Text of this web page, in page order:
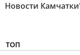
Новости
ТОП